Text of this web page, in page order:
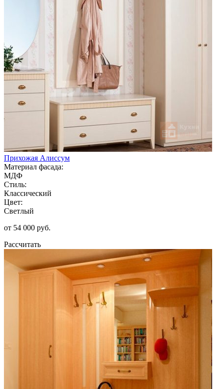
Прихожая Алиссум
Материал фасада:
МДФ
Стиль:
Классический
Цвет:
Светлый
от 54 000 руб.
Рассчитать